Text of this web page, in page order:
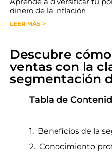
dinero de la inflación
LEER MÁS >
Descubre
ventas con la
segmentación
Tabla de
Beneficios de la
Conocimiento